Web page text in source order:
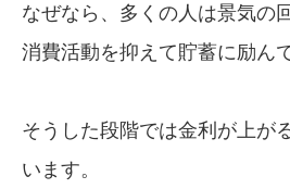
なぜなら、多くの人は景気の
消費活動を抑えて貯蓄に励ん
そうした段階では金利が上が
います。